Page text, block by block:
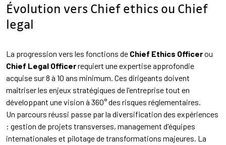
Évolution vers Chief ethics ou Chief
legal
La progression vers les fonctions de Chief Ethics Officerou
Chief Legal Officerrequiert une expertise approfondie
acquise sur 8 à 10 ans minimum. Ces dirigeants doivent
maîtriser les enjeux stratégiques de l'entreprise tout en
développant une vision à 360° des risques réglementaires.
Un parcours réussi passe par la diversification des expériences
: gestion de projets transverses, management d'équipes
internationales et pilotage de transformations majeures. La